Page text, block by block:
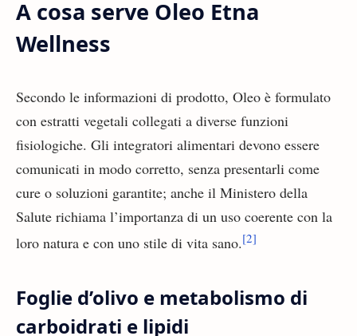
A cosa serve Oleo Etna
Wellness
Secondo le informazioni di prodotto, Oleo è formulato
con estratti vegetali collegati a diverse funzioni
fisiologiche. Gli integratori alimentari devono essere
comunicati in modo corretto, senza presentarli come
cure o soluzioni garantite; anche il Ministero della
Salute richiama l’importanza di un uso coerente con la
loro natura e con uno stile di vita sano.[2]
Foglie d’olivo e metabolismo di
carboidrati e lipidi